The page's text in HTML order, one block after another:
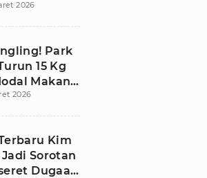
2026
Park
15 Kg
Makan
2026
Kim
Jadi Sorotan
Dugaan